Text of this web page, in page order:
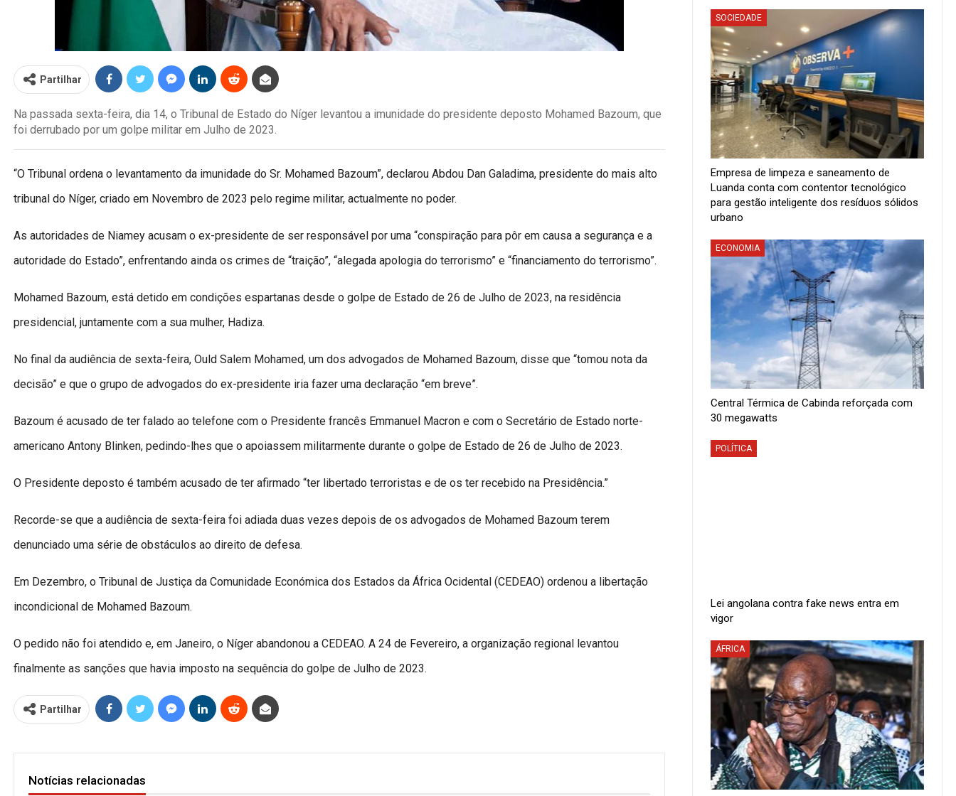
Partilhar
Na passada sexta-feira, dia 14, o Tribunal de Estado do Níger levantou a imunidade do presidente deposto Mohamed Bazoum, que
foi derrubado por um golpe militar em Julho de 2023.
“O Tribunal ordena o levantamento da imunidade do Sr. Mohamed Bazoum”, declarou Abdou Dan Galadima, presidente do mais alto
tribunal do Níger, criado em Novembro de 2023 pelo regime militar, actualmente no poder.
As autoridades de Niamey acusam o ex-presidente de ser responsável por uma “conspiração para pôr em causa a segurança e a
autoridade do Estado”, enfrentando ainda os crimes de “traição”, “alegada apologia do terrorismo” e “financiamento do terrorismo”.
Mohamed Bazoum, está detido em condições espartanas desde o golpe de Estado de 26 de Julho de 2023, na residência
presidencial, juntamente com a sua mulher, Hadiza.
No final da audiência de sexta-feira, Ould Salem Mohamed, um dos advogados de Mohamed Bazoum, disse que “tomou nota da
decisão” e que o grupo de advogados do ex-presidente iria fazer uma declaração “em breve”.
Bazoum é acusado de ter falado ao telefone com o Presidente francês Emmanuel Macron e com o Secretário de Estado norte-
americano Antony Blinken, pedindo-lhes que o apoiassem militarmente durante o golpe de Estado de 26 de Julho de 2023.
O Presidente deposto é também acusado de ter afirmado “ter libertado terroristas e de os ter recebido na Presidência.”
Recorde-se que a audiência de sexta-feira foi adiada duas vezes depois de os advogados de Mohamed Bazoum terem
denunciado uma série de obstáculos ao direito de defesa.
Em Dezembro, o Tribunal de Justiça da Comunidade Económica dos Estados da África Ocidental (CEDEAO) ordenou a libertação
incondicional de Mohamed Bazoum.
O pedido não foi atendido e, em Janeiro, o Níger abandonou a CEDEAO. A 24 de Fevereiro, a organização regional levantou
finalmente as sanções que havia imposto na sequência do golpe de Julho de 2023.
Partilhar
Notícias relacionadas
SOCIEDADE
Empresa de limpeza e saneamento de
Luanda conta com contentor tecnológico
para gestão inteligente dos resíduos sólidos
urbano
ECONOMIA
Central Térmica de Cabinda reforçada com
30 megawatts
POLÍTICA
Lei angolana contra fake news entra em
vigor
ÁFRICA